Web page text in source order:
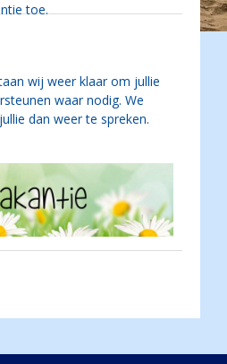
toe.
wij weer klaar om jullie
waar nodig. We
dan weer te spreken.